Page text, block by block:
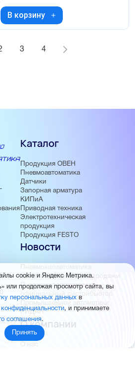
В корзину
3 4
Каталог
Продукция ОВЕН
Пневмоавтоматика
Датчики
Запорная арматура
КИПиА
Приводная техника
Электротехническая
продукция
Продукция FESTO
Новости
Пневмокипавтоматика
запустила розничные продажи
Пневмокипавтоматика –
официальный дистрибьютор
Промышленной автоматики
РИДАН
О компании
О нас
cookie и Яндекс Метрика.
или продолжая просмотр сайта, вы
персональных данных в
, и принимаете
соглашения.
Принять